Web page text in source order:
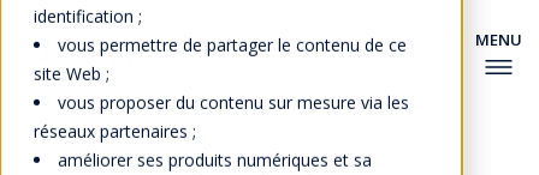
identification ;
vous permettre de partager le contenu de ce
site Web ;
vous proposer du contenu sur mesure via les
réseaux partenaires ;
améliorer ses produits numériques et sa